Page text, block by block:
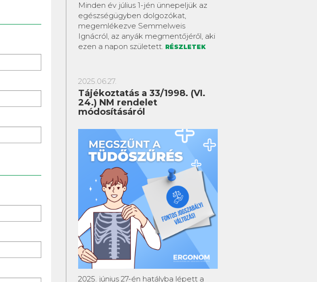
Minden év július 1-jén ünnepeljük az
egészségügyben dolgozókat,
megemlékezve Semmelweis
Ignácról, az anyák megmentőjéről, aki
ezen a napon született. RÉSZLETEK
2025.06.27.
Tájékoztatás a 33/1998. (VI.
24.) NM rendelet
módosításáról
2025. június 27-én hatályba lépett a